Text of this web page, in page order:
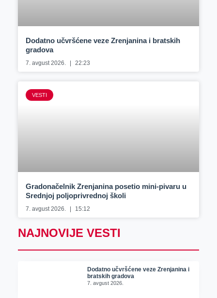
Dodatno učvršćene veze Zrenjanina i bratskih
gradova
7. avgust 2026. 22:23
VESTI
Gradonačelnik Zrenjanina posetio mini-pivaru u
Srednjoj poljoprivrednoj školi
7. avgust 2026. 15:12
NAJNOVIJE VESTI
Dodatno učvršćene veze Zrenjanina i
bratskih gradova
7. avgust 2026.